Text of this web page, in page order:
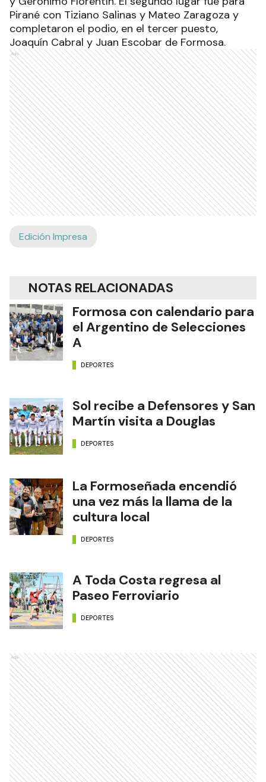
Pirané con Tiziano Salinas y Mateo Zaragoza y
completaron el podio, en el tercer puesto,
Joaquín Cabral y Juan Escobar de Formosa.
Ads
Edición Impresa
NOTAS RELACIONADAS
Formosa con calendario para
el Argentino de Selecciones
A
DEPORTES
Sol recibe a Defensores y San
Martín visita a Douglas
DEPORTES
La Formoseñada encendió
una vez más la llama de la
cultura local
DEPORTES
A Toda Costa regresa al
Paseo Ferroviario
DEPORTES
Ads